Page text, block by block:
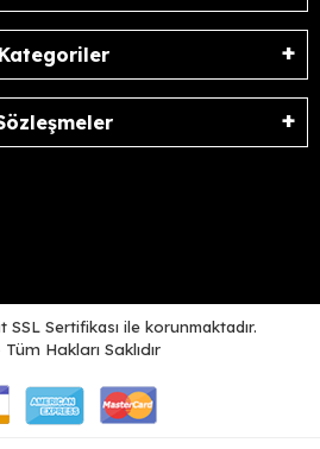
Kategoriler
SSL Sertifikası ile korunmaktadır.
Tüm Hakları Saklıdır